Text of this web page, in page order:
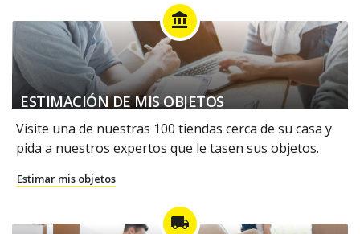
account_balance
ESTIMACIÓN DE MIS OBJETOS
Visite una de nuestras 100 tiendas cerca de su casa y
pida a nuestros expertos que le tasen sus objetos.
Estimar mis objetos
local_shipping